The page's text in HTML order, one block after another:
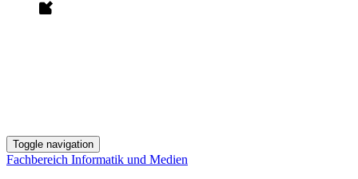
Toggle navigation
Fachbereich Informatik und Medien